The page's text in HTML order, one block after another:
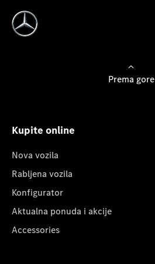
Prema gore
Kupite online
Nova vozila
Rabljena vozila
Konfigurator
Aktualna ponuda i akcije
Accessories